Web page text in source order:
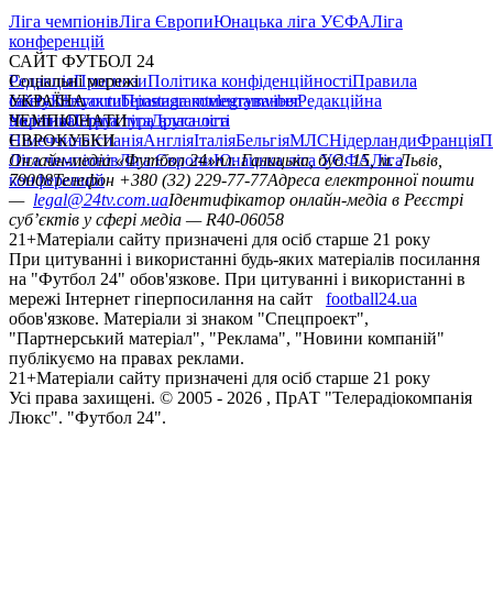
Ліга чемпіонівЛіга ЄвропиЮнацька ліга УЄФАЛіга
конференцій
САЙТ ФУТБОЛ 24
РедакціяПрогнозиПолітика конфіденційностіПравила
сайтуКонтактиПравила коментуванняРедакційна
політикаСтруктура власності
Соціальні мережі
facebookxyoutubeinstagramtelegramviber
УКРАЇНА
УкраїнаПерша лігаДруга ліга
ЧЕМПІОНАТИ
НімеччинаІспаніяАнгліяІталіяБельгіяМЛСНідерландиФранція
ЄВРОКУБКИ
Ліга чемпіонівЛіга ЄвропиЮнацька ліга УЄФАЛіга
конференцій
Онлайн-медіа «Футбол 24»пл. Галицька, буд. 15, м. Львів,
79008Телефон +380 (32) 229-77-77Адреса електронної пошти
— legal@24tv.com.uaІдентифікатор онлайн-медіа в Реєстрі
суб’єктів у сфері медіа — R40-06058
21+Матеріали сайту призначені для осіб старше 21 року
При цитуванні і використанні будь-яких матеріалів посилання
на "Футбол 24" обов'язкове. При цитуванні і використанні в
мережі Інтернет гіперпосилання на сайт
football24.ua
обов'язкове. Матеріали зі знаком "Спецпроект",
"Партнерський матеріал", "Реклама", "Новини компаній"
публікуємо на правах реклами.
21+Матеріали сайту призначені для осіб старше 21 року
Усi права захищенi. © 2005 - 2026 , ПрАТ "Телерадіокомпанія
Люкс". "Футбол 24".